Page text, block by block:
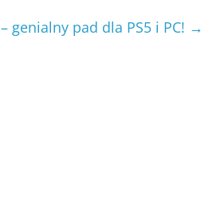
genialny pad dla PS5 i PC! →